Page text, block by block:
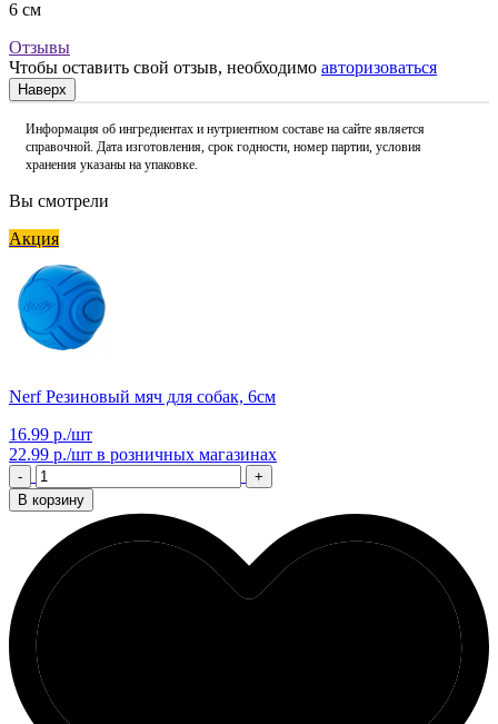
6 см
Отзывы
Чтобы оставить свой отзыв, необходимо авторизоваться
Наверх
Информация об ингредиентах и нутриентном составе на сайте является
справочной. Дата изготовления, срок годности, номер партии, условия
хранения указаны на упаковке.
Вы смотрели
Акция
Nerf Резиновый мяч для собак, 6см
16.99 р./шт
22.99 р./шт в розничных магазинах
-
+
В корзину